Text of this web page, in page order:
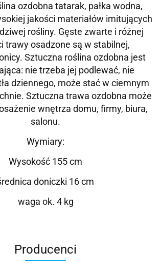
ozdobna tatarak, pałka wodna,
jakości materiałów imitujących
rośliny. Gęste zwarte i różnej
trawy osadzone są w stabilnej,
Sztuczna roślina ozdobna jest
nie trzeba jej podlewać, nie
dziennego, może stać w ciemnym
Sztuczna trawa ozdobna może
wnętrza domu, firmy, biura,
salonu.
Wymiary:
Wysokość 155 cm
doniczki 16 cm
waga ok. 4 kg
Producenci